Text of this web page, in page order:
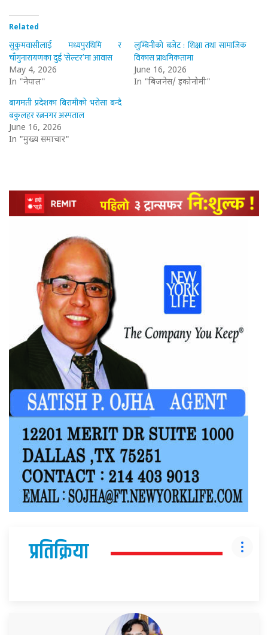
Related
सुकुमवासीलाई मध्यपुरथिमि र
चाँगुनारायणका दुई ‘सेल्टर’मा आवास
May 4, 2026
In "नेपाल"
लुम्बिनीको बजेट : शिक्षा तथा सामाजिक
विकास प्राथमिकतामा
June 16, 2026
In "बिजनेस/ इकोनोमी"
बागमती प्रदेशका बिरामीको भरोसा बन्दै
बकुलहर रत्ननगर अस्पताल
June 16, 2026
In "मुख्य समाचार"
प्रतिक्रिया